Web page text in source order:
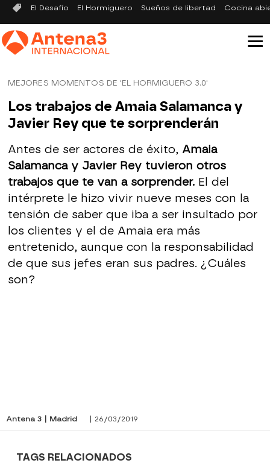
El Desafío El Hormiguero Sueños de libertad Cocina
MEJORES MOMENTOS DE 'EL HORMIGUERO 3.0'
Los trabajos de Amaia Salamanca y
Javier Rey que te sorprenderán
Antes de ser actores de éxito, Amaia
Salamanca y Javier Rey tuvieron otros
trabajos que te van a sorprender.El del
intérprete le hizo vivir nueve meses con la
tensión de saber que iba a ser insultado por
los clientes y el de Amaia era más
entretenido, aunque con la responsabilidad
de que sus jefes eran sus padres. ¿Cuáles
son?
Antena 3 | Madrid | 26/03/2019
TAGS RELACIONADOS